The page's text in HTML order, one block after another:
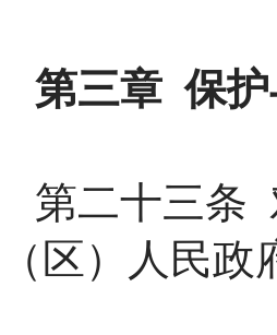
第三章 保护
第二十三条
（区）人民